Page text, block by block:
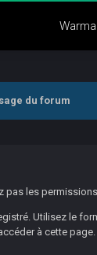
du forum
pas les
Utilisez le
à cette